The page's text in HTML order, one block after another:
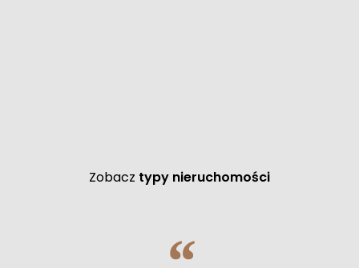
Zobacz typy nieruchomości